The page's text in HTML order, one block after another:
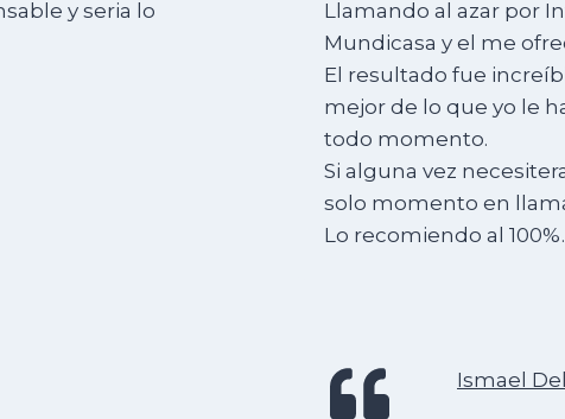
y seria lo
Llamando al azar por
Mundicasa y el me
El resultado fue
mejor de lo que yo le
todo momento.
Si alguna vez
solo momento en
Lo recomiendo al 100%.
Ismael